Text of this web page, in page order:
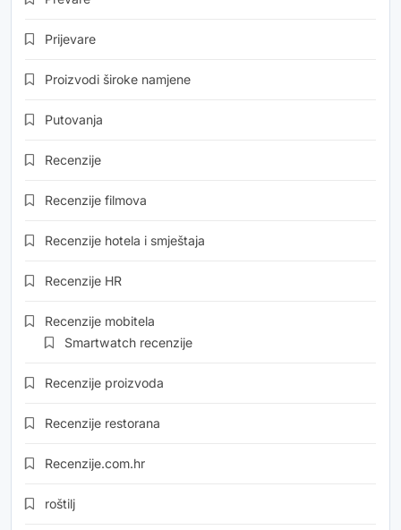
Prijevare
Proizvodi široke namjene
Putovanja
Recenzije
Recenzije filmova
Recenzije hotela i smještaja
Recenzije HR
Recenzije mobitela
Smartwatch recenzije
Recenzije proizvoda
Recenzije restorana
Recenzije.com.hr
roštilj